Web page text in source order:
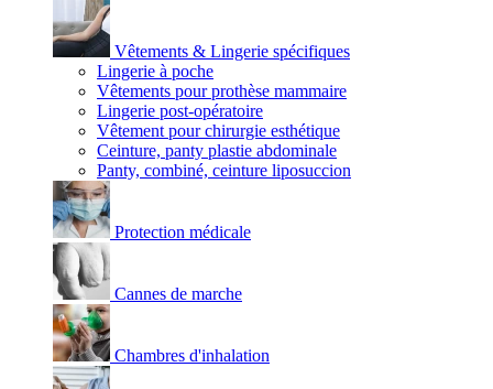
Vêtements & Lingerie spécifiques
Lingerie à poche
Vêtements pour prothèse mammaire
Lingerie post-opératoire
Vêtement pour chirurgie esthétique
Ceinture, panty plastie abdominale
Panty, combiné, ceinture liposuccion
Protection médicale
Cannes de marche
Chambres d'inhalation